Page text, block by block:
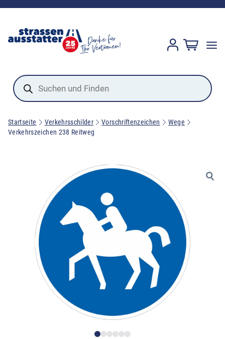
Products
search
Startseite Verkehrsschilder Vorschriftenzeichen
Wege
Verkehrszeichen 238 Reitweg